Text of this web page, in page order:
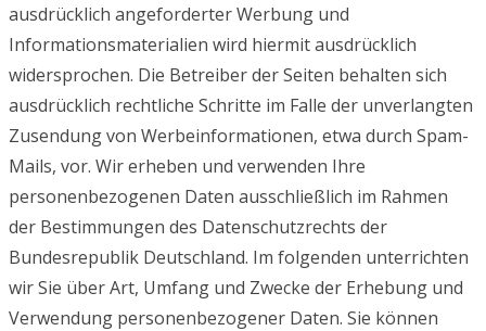
ausdrücklich angeforderter Werbung und
Informationsmaterialien wird hiermit ausdrücklich
widersprochen. Die Betreiber der Seiten behalten sich
ausdrücklich rechtliche Schritte im Falle der unverlangten
Zusendung von Werbeinformationen, etwa durch Spam-
Mails, vor. Wir erheben und verwenden Ihre
personenbezogenen Daten ausschließlich im Rahmen
der Bestimmungen des Datenschutzrechts der
Bundesrepublik Deutschland. Im folgenden unterrichten
wir Sie über Art, Umfang und Zwecke der Erhebung und
Verwendung personenbezogener Daten. Sie können